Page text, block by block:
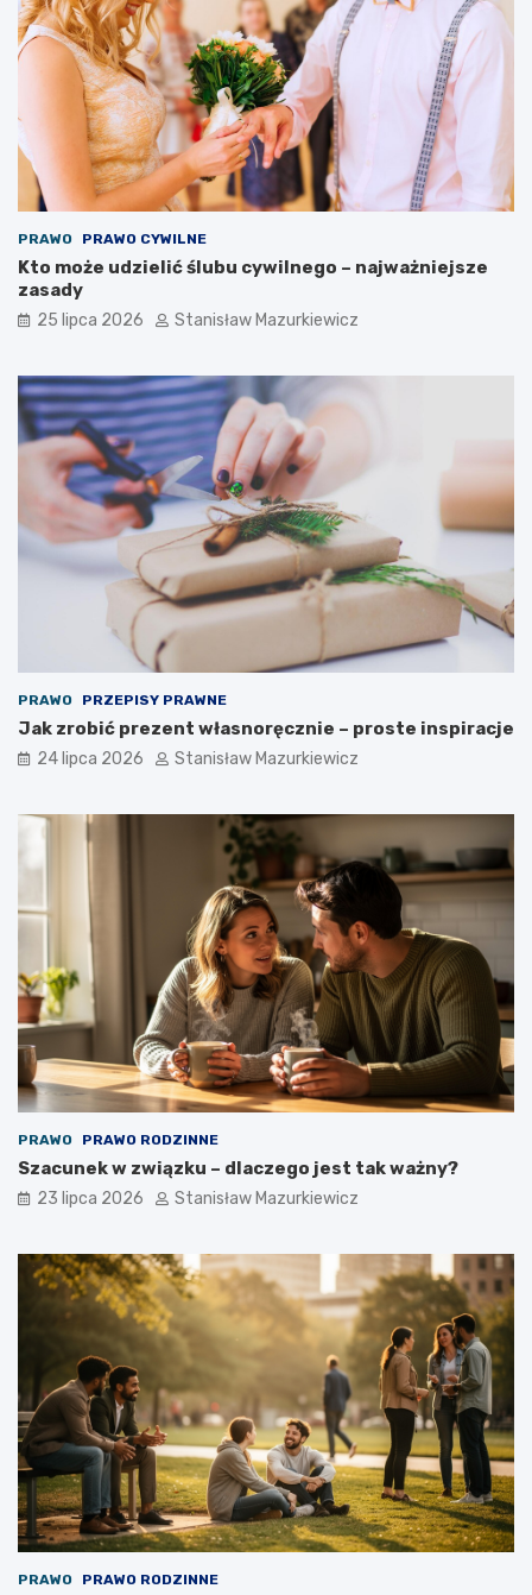
PRAWO PRAWO CYWILNE
Kto może udzielić ślubu cywilnego – najważniejsze
zasady
25 lipca 2026 Stanisław Mazurkiewicz
PRAWO PRZEPISY PRAWNE
Jak zrobić prezent własnoręcznie – proste inspiracje
24 lipca 2026 Stanisław Mazurkiewicz
PRAWO PRAWO RODZINNE
Szacunek w związku – dlaczego jest tak ważny?
23 lipca 2026 Stanisław Mazurkiewicz
PRAWO PRAWO RODZINNE